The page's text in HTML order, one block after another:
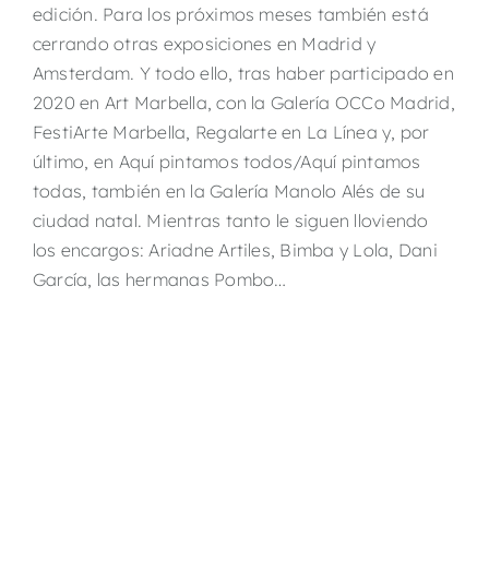
edición. Para los próximos meses también está
cerrando otras exposiciones en Madrid y
Amsterdam. Y todo ello, tras haber participado en
2020 en Art Marbella, con la Galería OCCo Madrid,
FestiArte Marbella, Regalarte en La Línea y, por
último, en Aquí pintamos todos/Aquí pintamos
todas, también en la Galería Manolo Alés de su
ciudad natal. Mientras tanto le siguen lloviendo
los encargos: Ariadne Artiles, Bimba y Lola, Dani
García, las hermanas Pombo…